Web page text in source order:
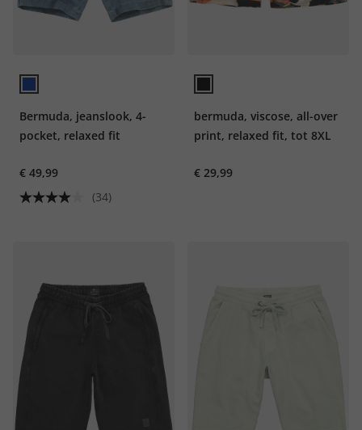
Bermuda, jeanslook, 4-
pocket, relaxed fit
€ 49,99
(34)
bermuda, viscose, all-over
print, relaxed fit, tot 8XL
€ 29,99